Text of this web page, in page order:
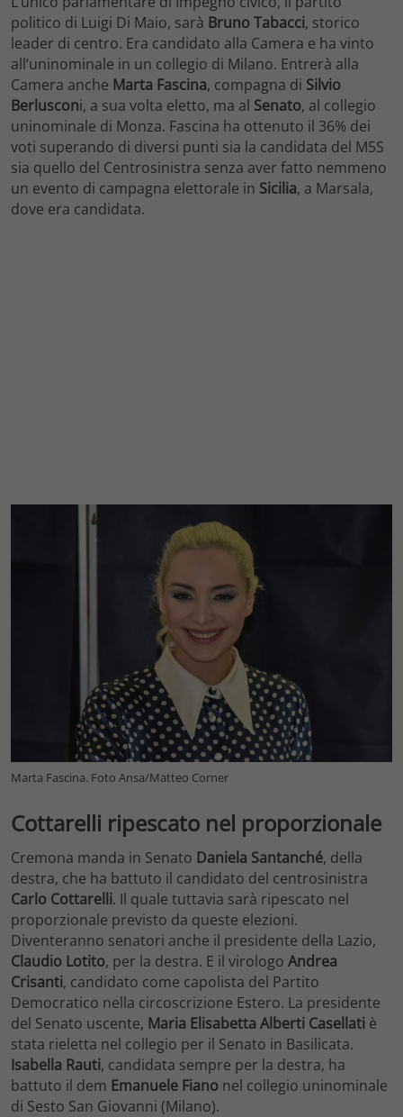
politico di Luigi Di Maio, sarà Bruno Tabacci, storico
leader di centro. Era candidato alla Camera e ha vinto
all’uninominale in un collegio di Milano. Entrerà alla
Camera anche Marta Fascina, compagna di Silvio
Berlusconi, a sua volta eletto, ma al Senato, al collegio
uninominale di Monza. Fascina ha ottenuto il 36% dei
voti superando di diversi punti sia la candidata del M5S
sia quello del Centrosinistra senza aver fatto nemmeno
un evento di campagna elettorale in Sicilia, a Marsala,
dove era candidata.
Marta Fascina. Foto Ansa/Matteo Corner
Cottarelli ripescato nel proporzionale
Cremona manda in Senato Daniela Santanché, della
destra, che ha battuto il candidato del centrosinistra
Carlo Cottarelli. Il quale tuttavia sarà ripescato nel
proporzionale previsto da queste elezioni.
Diventeranno senatori anche il presidente della Lazio,
Claudio Lotito, per la destra. E il virologo Andrea
Crisanti, candidato come capolista del Partito
Democratico nella circoscrizione Estero. La presidente
del Senato uscente, Maria Elisabetta Alberti Casellati è
stata rieletta nel collegio per il Senato in Basilicata.
Isabella Rauti, candidata sempre per la destra, ha
battuto il dem Emanuele Fiano nel collegio uninominale
di Sesto San Giovanni (Milano).